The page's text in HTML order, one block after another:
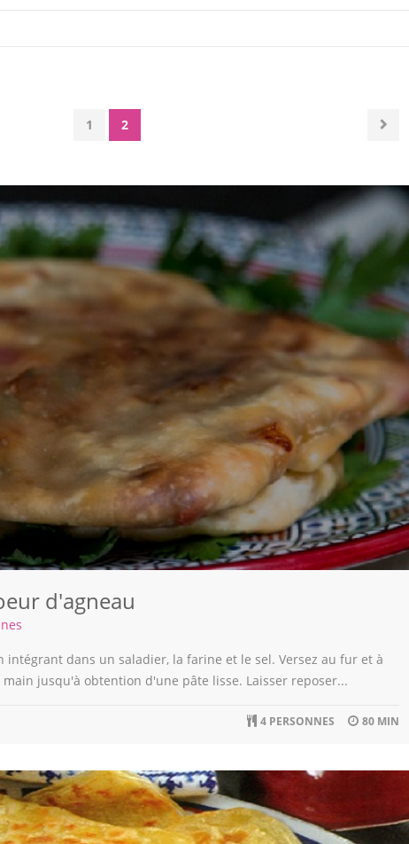
1 2
d'agneau
intégrant dans un saladier, la farine et le sel. Versez au fur et à
jusqu'à obtention d'une pâte lisse. Laisser reposer...
80 MIN
4 PERSONNES